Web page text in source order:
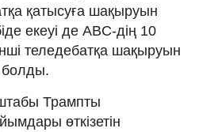
қатысуға шақыруын
екеуі де ABC-дің 10
теледебатқа шақыруын
болды.
Трампты
өткізетін